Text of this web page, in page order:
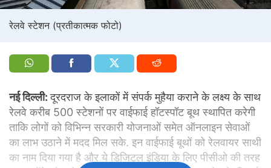
रेलवे स्टेशन (प्रतीकात्मक फोटो)
नई दिल्ली:दूरदराज के इलाकों में संपर्क मुहैया कराने के लक्ष्य के साथ
रेलवे करीब 500 स्टेशनों पर वाईफाई हॉटस्पॉट बूथ स्थापित करेगी
ताकि लोगों को विभिन्न सरकारी योजनाओं समेत ऑनलाइन सेवाओं
का लाभ उठाने में मदद मिल सके. इन वाईफाई बूथों को रेलवायर साथी
का नाम दिया गया है और ये डिजिटल इंडिया के लिए पीसीओ की तरह